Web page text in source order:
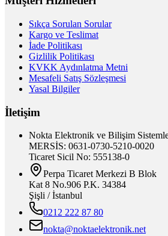
Sıkça Sorulan Sorular
Kargo ve Teslimat
İade Politikası
Gizlilik Politikası
KVKK Aydınlatma Metni
Mesafeli Satış Sözleşmesi
Yasal Bilgiler
İletişim
Nokta Elektronik ve Bilişim
MERSİS: 0631-0730-5210-0020
Ticaret Sicil No: 555138-0
Perpa Ticaret Merkezi B Blok
Kat 8 No.906 P.K. 34384
Şişli / İstanbul
0212 222 87 80
nokta@noktaelektronik.net